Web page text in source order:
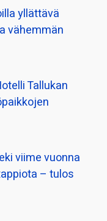
yllättävä
vähemmän
Tallukan
viime vuonna
– tulos